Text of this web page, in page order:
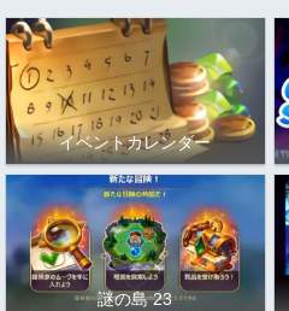
イベントカレンダー
謎の島 23